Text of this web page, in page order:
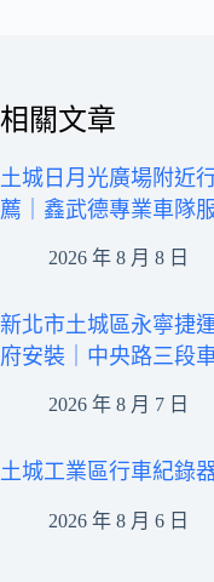
相關文章
土城日月光廣場附近
薦｜鑫武德專業車隊
2026 年 8 月 8 日
新北市土城區永寧捷
府安裝｜中央路三段
2026 年 8 月 7 日
土城工業區行車紀錄
2026 年 8 月 6 日